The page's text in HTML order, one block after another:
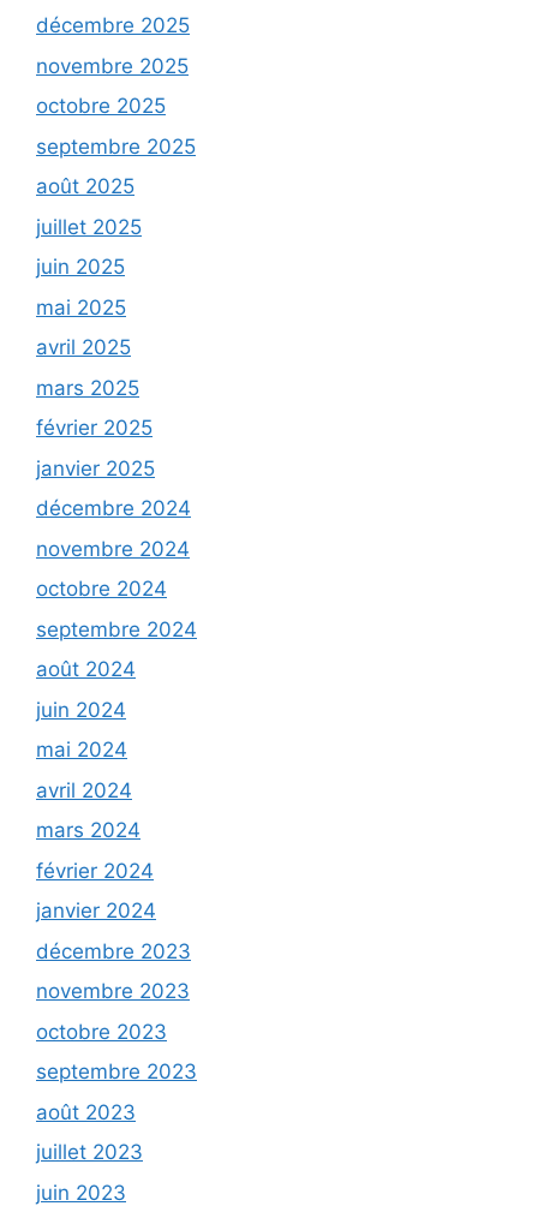
décembre 2025
novembre 2025
octobre 2025
septembre 2025
août 2025
juillet 2025
juin 2025
mai 2025
avril 2025
mars 2025
février 2025
janvier 2025
décembre 2024
novembre 2024
octobre 2024
septembre 2024
août 2024
juin 2024
mai 2024
avril 2024
mars 2024
février 2024
janvier 2024
décembre 2023
novembre 2023
octobre 2023
septembre 2023
août 2023
juillet 2023
juin 2023